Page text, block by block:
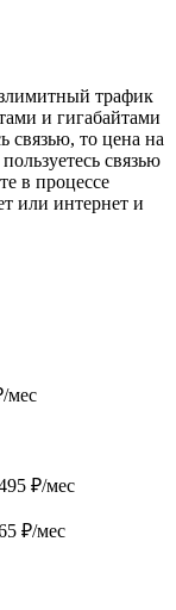
трафик
и гигабайтами
связью, то цена на
связью
в процессе
или интернет и
мес
₽/мес
₽/мес